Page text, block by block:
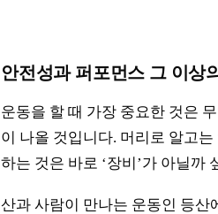
안전성과 퍼포먼스 그 이상
운동을 할 때 가장 중요한 것은
이 나올 것입니다. 머리로 알고
하는 것은 바로 ‘장비’가 아닐까
산과 사람이 만나는 운동인 등산